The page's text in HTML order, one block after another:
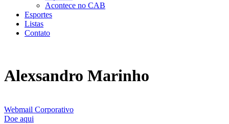
Acontece no CAB
Esportes
Listas
Contato
Alexsandro Marinho
Webmail Corporativo
Doe aqui